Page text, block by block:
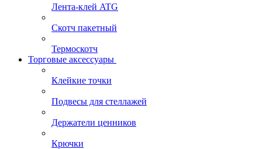
Лента-клей ATG
Скотч пакетный
Термоскотч
Торговые аксессуары
Клейкие точки
Подвесы для стеллажей
Держатели ценников
Крючки